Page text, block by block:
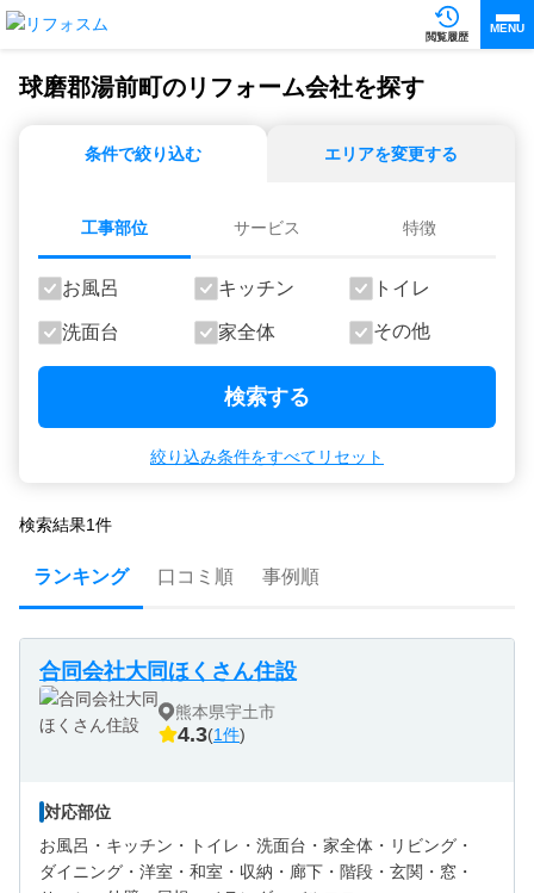
閲覧履歴
MENU
球磨郡湯前町のリフォーム会社を探す
条件で絞り込む エリアを変更する
工事部位 サービス 特徴
お風呂 キッチン トイレ
洗面台 家全体 その他
検索する
絞り込み条件をすべてリセット
検索結果1件
ランキング 口コミ順 事例順
合同会社大同ほくさん住設
熊本県宇土市
4.3(1件)
対応部位
お風呂・ キッチン・ トイレ・ 洗面台・ 家全体・ リビング・
ダイニング・ 洋室・ 和室・ 収納・ 廊下・ 階段・ 玄関・ 窓・